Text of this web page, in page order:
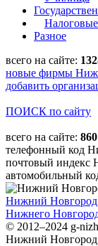
Налоговые
Разное
всего на сайте:
новые фирмы
добавить
ПОИСК по сайту
всего на сайте: 860
телефонный код
почтовый индекс
автомобильный
Нижний Новгород
Нижнего
© 2012–2024 g-
Нижний